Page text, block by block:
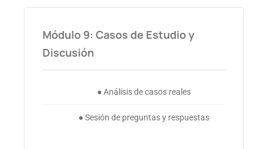
Módulo 9: Casos de Estudio y
Discusión
● Análisis de casos reales
● Sesión de preguntas y respuestas